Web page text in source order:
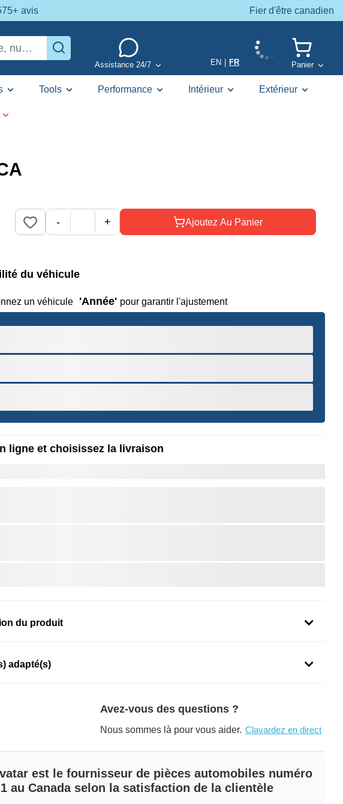
avis Fier d'être canadien
Assistance 24/7 EN FR Panier
Tools Performance Intérieur Extérieur
Ajoutez Au Panier
- +
du véhicule
un véhicule 'Année' pour garantir l'ajustement
ligne et choisissez la livraison
du produit
adapté(s)
Avez-vous des questions ?
Nous sommes là pour vous aider. Clavardez en direct
est le fournisseur de pièces automobiles numéro
1 au Canada selon la satisfaction de la clientèle